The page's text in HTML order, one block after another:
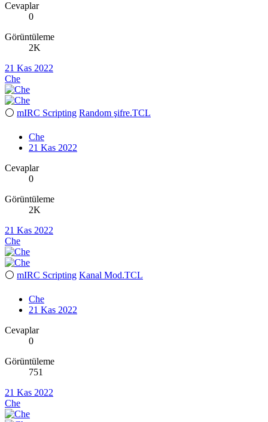
Cevaplar
0
Görüntüleme
2K
21 Kas 2022
Che
⚪ mIRC Scripting Random şifre.TCL
Che
21 Kas 2022
Cevaplar
0
Görüntüleme
2K
21 Kas 2022
Che
⚪ mIRC Scripting Kanal Mod.TCL
Che
21 Kas 2022
Cevaplar
0
Görüntüleme
751
21 Kas 2022
Che